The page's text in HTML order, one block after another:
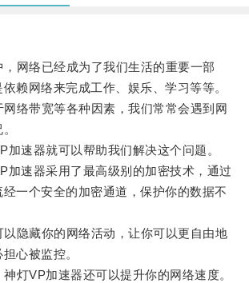
络已经成为了我们生活的重要一部
赖网络来完成工作、娱乐、学习等等。
带宽等各种因素，我们常常会遇到网
速器就可以帮助我们解决这个问题。
速器采用了最高级别的加密技术，通过
一个安全的加密通道，保护你的数据不
藏你的网络活动，让你可以更自由地
心被监控。
VP加速器还可以提升你的网络速度。